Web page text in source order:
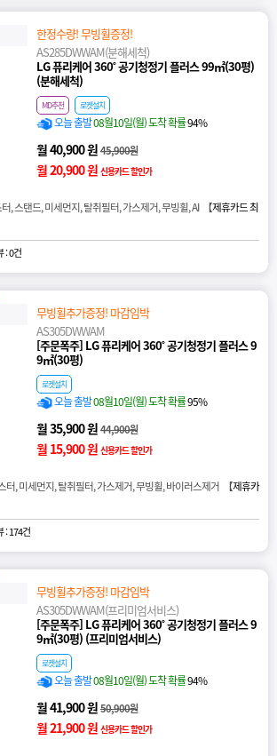
한정수량! 무빙휠증정!
AS285DWWAM(분해세척)
LG 퓨리케어 360˚ 공기청정기 플러스 99㎡(30평)
(분해세척)
MD추천 로켓설치
오늘 출발08월10일(월) 도착 확률94%
월 40,900 원45,900원
월 20,900 원 신용카드 할인가
, 스탠드, 미세먼지, 탈취필터, 가스제거, 무빙휠, AI 【제휴카드 최
: 0건
무빙휠추가증정! 마감임박
AS305DWWAM
[주문폭주] LG 퓨리케어 360˚ 공기청정기 플러스 9
9㎡(30평)
로켓설치
오늘 출발08월10일(월) 도착 확률95%
월 35,900 원44,900원
월 15,900 원 신용카드 할인가
터, 미세먼지, 탈취필터, 가스제거, 무빙휠, 바이러스제거 【제휴카
: 174건
무빙휠추가증정! 마감임박
AS305DWWAM(프리미엄서비스)
[주문폭주] LG 퓨리케어 360˚ 공기청정기 플러스 9
9㎡(30평) (프리미엄서비스)
로켓설치
오늘 출발08월10일(월) 도착 확률94%
월 41,900 원50,900원
월 21,900 원 신용카드 할인가